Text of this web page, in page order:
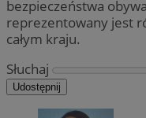
bezpieczeństwa
reprezentowany jest
całym kraju.
Słuchaj
Udostępnij